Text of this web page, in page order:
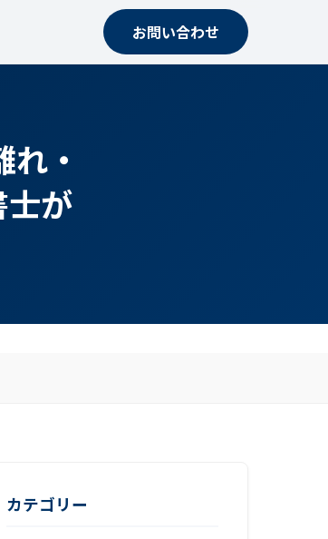
お問い合わせ
・
が
カテゴリー